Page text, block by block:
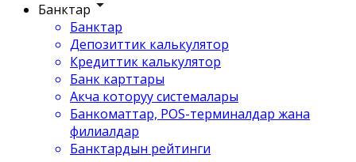
Банктар
Банктар
Депозиттик калькулятор
Кредиттик калькулятор
Банк карттары
Акча которуу системалары
Банкоматтар, POS-терминалдар жана
филиалдар
Банктардын рейтинги